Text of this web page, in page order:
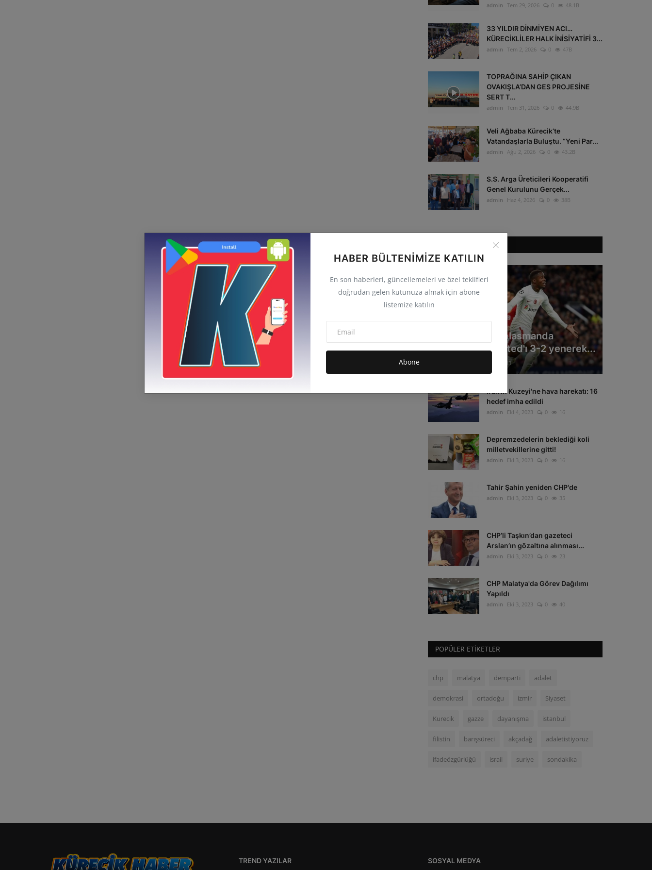
HABER BÜLTENIMIZE KATILIN
En son haberleri, güncellemeleri ve özel teklifleri
doğrudan gelen kutunuza almak için abone
listemize katılın
Abone
admin Tem 29, 2026 0 48.1B
33 YILDIR DİNMİYEN ACI…
KÜRECİKLİLER HALK İNİSİYATİFİ 3...
admin Tem 2, 2026 0 47B
TOPRAĞINA SAHİP ÇIKAN
OVAKIŞLA’DAN GES PROJESİNE
SERT T...
admin Tem 31, 2026 0 44.9B
Veli Ağbaba Kürecik’te
Vatandaşlarla Buluştu. “Yeni Par...
admin Ağu 2, 2026 0 43.2B
S.S. Arga Üreticileri Kooperatifi
Genel Kurulunu Gerçek...
admin Haz 4, 2026 0 38B
ÖNERILEN HABERLER
GÜNCEL
Galatasaray deplasmanda
Manchester United'ı 3-2 yenerek...
33
Irak'ın Kuzeyi'ne hava harekatı: 16
hedef imha edildi
admin Eki 4, 2023 0 16
Depremzedelerin beklediği koli
milletvekillerine gitti!
admin Eki 3, 2023 0 16
Tahir Şahin yeniden CHP'de
admin Eki 3, 2023 0 35
CHP’li Taşkın’dan gazeteci
Arslan’ın gözaltına alınması...
admin Eki 3, 2023 0 23
CHP Malatya'da Görev Dağılımı
Yapıldı
admin Eki 3, 2023 0 40
POPÜLER ETIKETLER
chp malatya demparti adalet
demokrasi ortadoğu izmir Siyaset
Kurecik gazze dayanışma istanbul
filistin barışsüreci akçadağ adaletistiyoruz
ifadeözgürlüğü israil suriye sondakika
TREND YAZILAR SOSYAL MEDYA